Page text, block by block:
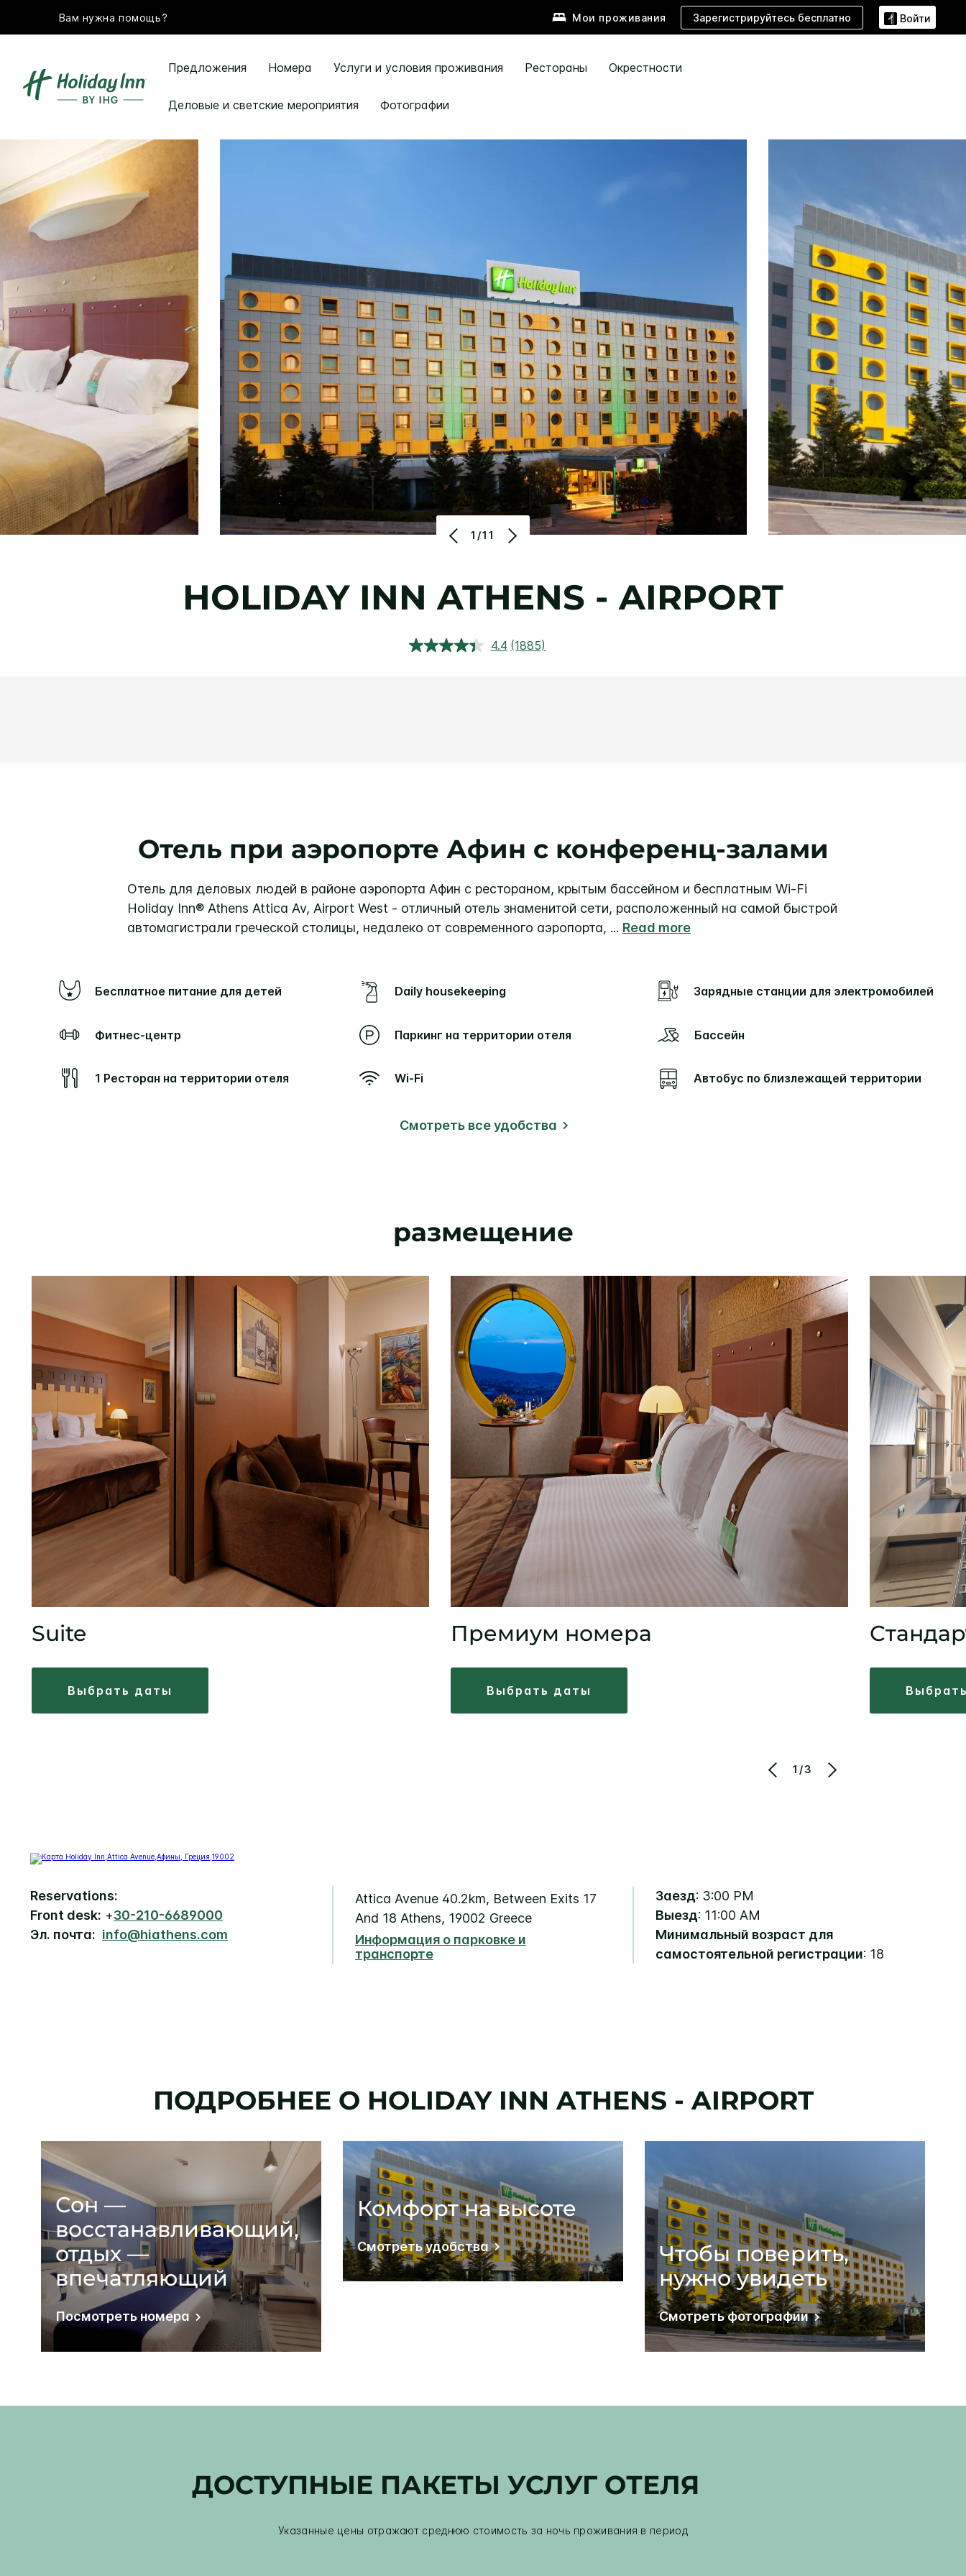
Вам нужна помощь? Мои проживания Зарегистрируйтесь бесплатно Войти
Предложения Номера Услуги и условия проживания Рестораны Окрестности
Деловые и светские мероприятия Фотографии
1/11
HOLIDAY INN ATHENS - AIRPORT
4.4 Прочитали
(1885)
Отель при аэропорте Афин с конференц-залами
Отель для деловых людей в районе аэропорта Афин с рестораном, крытым бассейном и бесплатным Wi-Fi
Holiday Inn® Athens Attica Av, Airport West - отличный отель знаменитой сети, расположенный на самой быстрой
автомагистрали греческой столицы, недалеко от современного аэропорта, ... Read more
Бесплатное питание для детей Daily housekeeping Зарядные станции для электромобилей
Фитнес-центр Паркинг на территории отеля Бассейн
1 Ресторан на территории отеля Wi-Fi Автобус по близлежащей территории
Смотреть все удобства
размещение
Suite
выбрать даты
Премиум номера
выбрать даты
1/3
Reservations:
Front desk: +30-210-6689000
Эл. почта: info@hiathens.com
Attica Avenue 40.2km, Between Exits 17
And 18 Athens, 19002 Greece
Информация о парковке и
транспорте
Заезд: 3:00 PM
Выезд: 11:00 AM
Минимальный возраст для
самостоятельной регистрации: 18
ПОДРОБНЕЕ О HOLIDAY INN ATHENS - AIRPORT
Сон —
восстанавливающий,
отдых —
впечатляющий
Посмотреть номера
Комфорт на высоте
Смотреть удобства
Чтобы поверить,
нужно увидеть
Смотреть фотографии
ДОСТУПНЫЕ ПАКЕТЫ УСЛУГ ОТЕЛЯ
Указанные цены отражают среднюю стоимость за ночь проживания в период